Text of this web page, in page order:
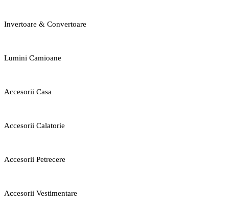
Invertoare & Convertoare
Lumini Camioane
Accesorii Casa
Accesorii Calatorie
Accesorii Petrecere
Accesorii Vestimentare